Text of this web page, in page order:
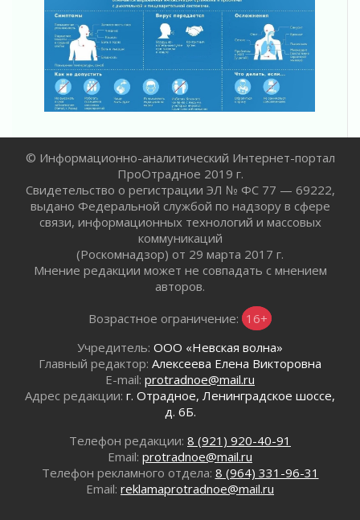
действовать при укусе клеща
02 августа 2026
В Ивангороде назвали новых почетных
граждан Ленинградской области
02 августа 2026
Готовность №1
отправили на реставрацию
Ленобласть внедрила передовую подготовку
операторов БПЛА
02 августа 2026
В Ивангороде появилась «Избушка-
воробушка»
Юхла, мука, кантеле и Водяной
01 августа 2026
Лето катится с горки
01 августа 2026
В Ленобласти открылась экспозиция к 150-
летию Билибина
Лето без гаджетов
Болезнь девственниц и вампиров
01 августа 2026
© Информационно-аналитический Интернет-портал
ПроОтрадное 2019 г.
Свидетельство о регистрации ЭЛ № ФС 77 — 69222,
выдано Федеральной службой по надзору в сфере
связи, информационных технологий и массовых
коммуникаций
(Роскомнадзор) от 29 марта 2017 г.
Мнение редакции может не совпадать с мнением
авторов.
Возрастное ограничение: 16+
Учредитель: ООО «Невская волна»
Главный редактор: Алексеева Елена Викторовна
E-mail: protradnoe@mail.ru
Адрес редакции: г. Отрадное, Ленинградское шоссе,
д. 6Б.
Телефон редакции: 8 (921) 920-40-91
Email: protradnoe@mail.ru
Телефон рекламного отдела: 8 (964) 331-96-31
Email: reklamaprotradnoe@mail.ru